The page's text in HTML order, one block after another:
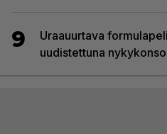
9
Uraauurtava
uudistettuna